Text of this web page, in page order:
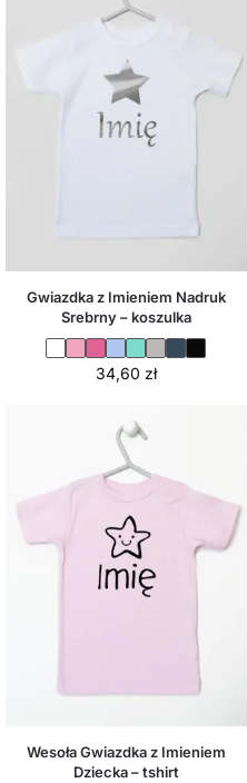
Gwiazdka z Imieniem Nadruk
Srebrny – koszulka
34,60 zł
Wesoła Gwiazdka z Imieniem
Dziecka – tshirt